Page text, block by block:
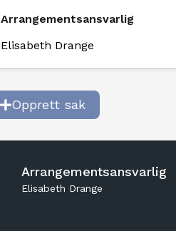
Arrangementsansvarlig
Elisabeth Drange
Opprett sak
Arrangementsansvarlig
Elisabeth Drange